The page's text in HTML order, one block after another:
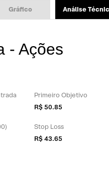
Gráfico Análise
- Ações
Primeiro Objetivo
R$ 50.85
Stop Loss
R$ 43.65